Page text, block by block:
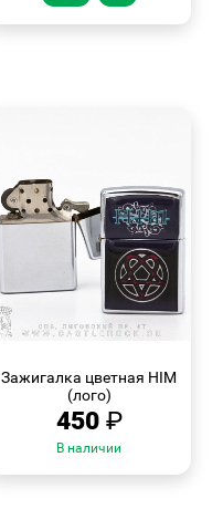
Зажигалка цветная HIM
(лого)
450 ₽
В наличии